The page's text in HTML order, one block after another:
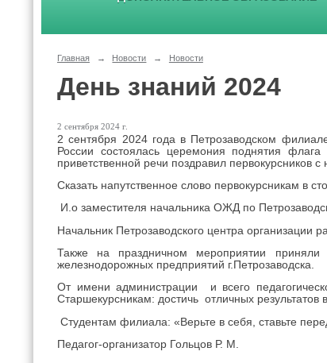
Главная → Новости → Новости
День знаний 2024
2 сентября 2024 г.
2 сентября 2024 года в Петрозаводском
России состоялась церемония поднятия
приветственной речи поздравил первокурсников
Сказать напутственное слово первокурсникам в
И.о заместителя начальника ОЖД по
Начальник Петрозаводского центра организации
Также на праздничном мероприятии приняли
железнодорожных предприятий г.Петрозаводска.
От имени администрации и всего
Старшекурсникам: достичь отличных
Cтудентам филиала: «Верьте в себя, ставьте
Педагог-организатор Гольцов Р. М.